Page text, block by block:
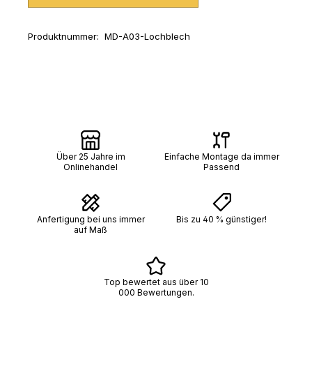
Produktnummer: MD-A03-Lochblech
Über 25 Jahre im
Onlinehandel
Einfache Montage da immer
Passend
Anfertigung bei uns immer
auf Maß
Bis zu 40 % günstiger!
Top bewertet aus über 10
000 Bewertungen.